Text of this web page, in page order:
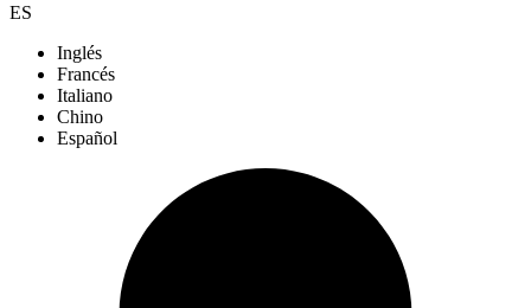
ES
Inglés
Francés
Italiano
Chino
Español